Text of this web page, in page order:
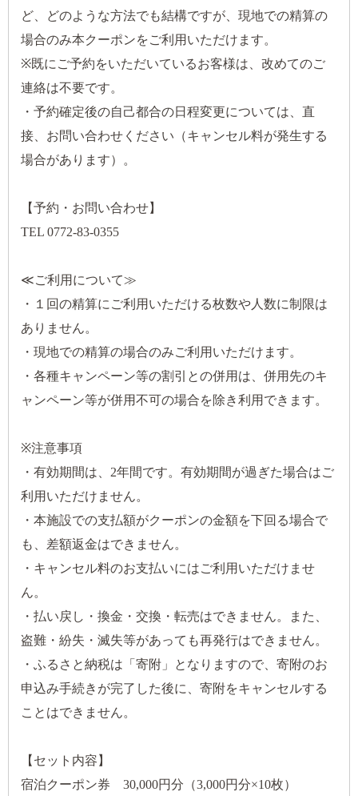
ど、どのような方法でも結構ですが、現地での精算の
場合のみ本クーポンをご利用いただけます。
※既にご予約をいただいているお客様は、改めてのご
連絡は不要です。
・予約確定後の自己都合の日程変更については、直
接、お問い合わせください（キャンセル料が発生する
場合があります）。
【予約・お問い合わせ】
TEL 0772-83-0355
≪ご利用について≫
・１回の精算にご利用いただける枚数や人数に制限は
ありません。
・現地での精算の場合のみご利用いただけます。
・各種キャンペーン等の割引との併用は、併用先のキ
ャンペーン等が併用不可の場合を除き利用できます。
※注意事項
・有効期間は、2年間です。有効期間が過ぎた場合はご
利用いただけません。
・本施設での支払額がクーポンの金額を下回る場合で
も、差額返金はできません。
・キャンセル料のお支払いにはご利用いただけませ
ん。
・払い戻し・換金・交換・転売はできません。また、
盗難・紛失・滅失等があっても再発行はできません。
・ふるさと納税は「寄附」となりますので、寄附のお
申込み手続きが完了した後に、寄附をキャンセルする
ことはできません。
【セット内容】
宿泊クーポン券 30,000円分（3,000円分×10枚）